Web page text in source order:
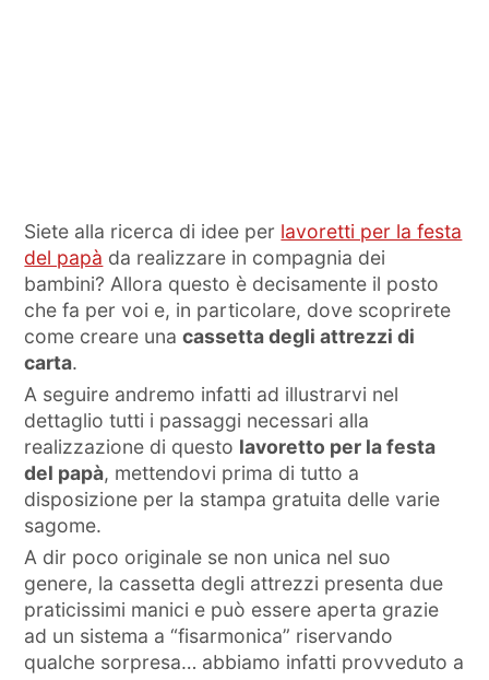
Siete alla ricerca di idee per lavoretti per la festa
del papà da realizzare in compagnia dei
bambini? Allora questo è decisamente il posto
che fa per voi e, in particolare, dove scoprirete
come creare unacassetta degli attrezzi di
carta.
A seguire andremo infatti ad illustrarvi nel
dettaglio tutti i passaggi necessari alla
realizzazione di questo lavoretto per la festa
del papà, mettendovi prima di tutto a
disposizione per la stampa gratuita delle varie
sagome.
A dir poco originale se non unica nel suo
genere, la cassetta degli attrezzi presenta due
praticissimi manici e può essere aperta grazie
ad un sistema a “fisarmonica” riservando
qualche sorpresa… abbiamo infatti provveduto a